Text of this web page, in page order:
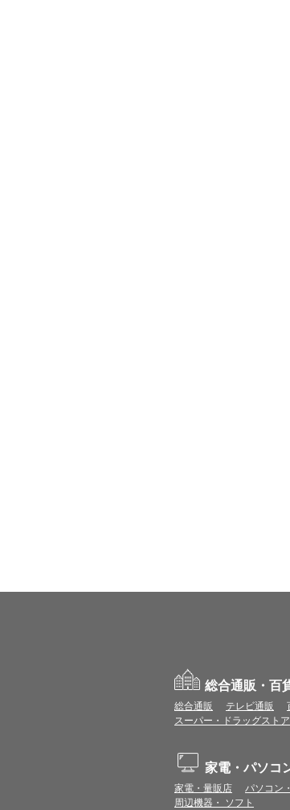
総合通販・百
総合通販 テレビ通販
スーパー・ドラッグストア
家電・パソコ
家電・量販店
パソコン
周辺機器・ ソフト